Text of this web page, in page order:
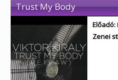
Trust My Body
Előadó:
Zenei